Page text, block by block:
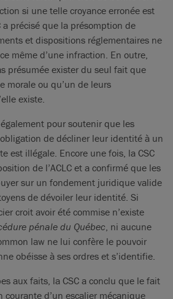
si une telle croyance erronée est
a précisé que la présomption de
et dispositions réglementaires ne
même d’une infraction. En outre,
présumée exister du seul fait que
morale ou qu’un de leurs
existe.
également pour soutenir que les
de décliner leur identité à un
est illégale. Encore une fois, la CSC
de l’ACLC et a confirmé que les
sur un fondement juridique valide
de dévoiler leur identité. Si
croit avoir été commise n’existe
pénale du Québec, ni aucune
law ne lui confère le pouvoir
obéisse à ses ordres et s’identifie.
aux faits, la CSC a conclu que le fait
d’un escalier mécanique